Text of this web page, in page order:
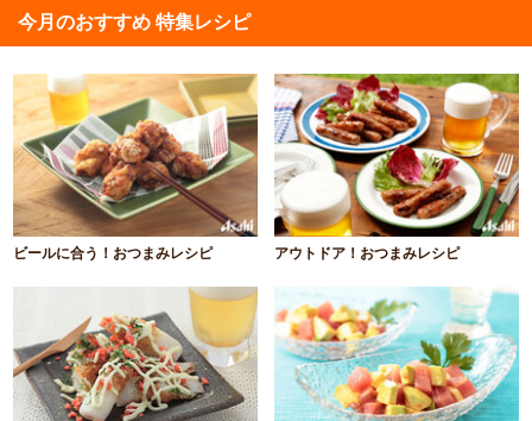
今月のおすすめ 特集レシピ
ビールに合う！おつまみレシピ アウトドア！おつまみレシピ